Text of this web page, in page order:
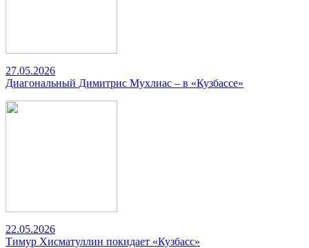
27.05.2026
Диагональный Димитрис Мухлиас – в «Кузбассе»
22.05.2026
Тимур Хисматуллин покидает «Кузбасс»